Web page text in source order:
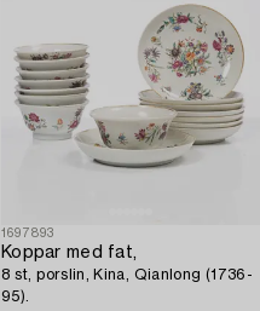
1697893
Koppar med fat,
8 st, porslin, Kina, Qianlong (1736-
95).